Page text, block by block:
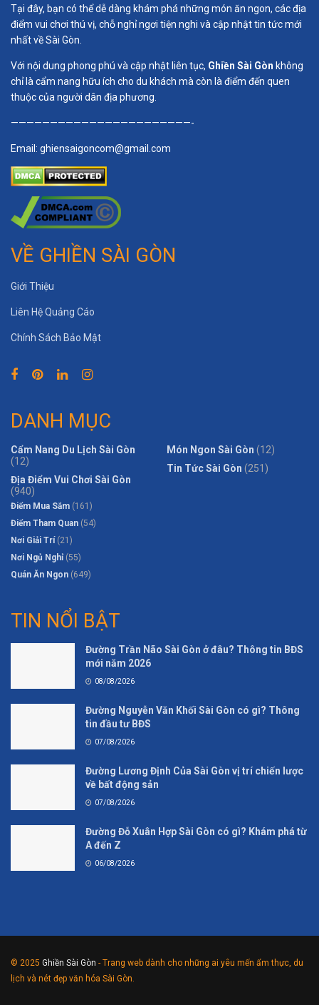
Tại đây, bạn có thể dễ dàng khám phá những món ăn ngon, các địa
điểm vui chơi thú vị, chỗ nghỉ ngơi tiện nghi và cập nhật tin tức mới
nhất về Sài Gòn.
Với nội dung phong phú và cập nhật liên tục, Ghiền Sài Gòn không
chỉ là cẩm nang hữu ích cho du khách mà còn là điểm đến quen
thuộc của người dân địa phương.
———————————————————————-
Email: ghiensaigoncom@gmail.com
VỀ GHIỀN SÀI GÒN
Giới Thiệu
Liên Hệ Quảng Cáo
Chính Sách Bảo Mật
DANH MỤC
Cẩm Nang Du Lịch Sài Gòn
(12)
Địa Điểm Vui Chơi Sài Gòn
(940)
Điểm Mua Sắm (161)
Điểm Tham Quan (54)
Nơi Giải Trí(21)
Nơi Ngủ Nghỉ (55)
Quán Ăn Ngon (649)
Món Ngon Sài Gòn (12)
Tin Tức Sài Gòn (251)
TIN NỔI BẬT
Đường Trần Não Sài Gòn ở đâu? Thông tin BĐS
mới năm 2026
08/08/2026
Đường Nguyễn Văn Khối Sài Gòn có gì? Thông
tin đầu tư BĐS
07/08/2026
Đường Lương Định Của Sài Gòn vị trí chiến lược
về bất động sản
07/08/2026
Đường Đỗ Xuân Hợp Sài Gòn có gì? Khám phá từ
A đến Z
06/08/2026
© 2025 Ghiền Sài Gòn - Trang web dành cho những ai yêu mến ẩm thực, du
lịch và nét đẹp văn hóa Sài Gòn.